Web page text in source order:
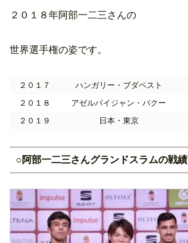
２０１８年阿部一二三さんの
世界選手権の姿です。
２０１７ ハンガリー・ブダペスト
２０１８
アゼルバイジャン・バクー
２０１９
日本・東京
○阿部一二三さんグランドスラムの戦績